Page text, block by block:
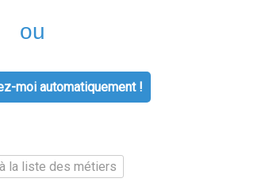
ou
moi automatiquement !
la liste des métiers